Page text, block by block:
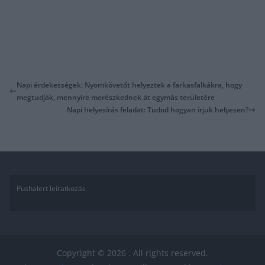
Napi érdekességek: Nyomkövetőt helyeztek a farkasfalkákra, hogy
megtudják, mennyire merészkednek át egymás területére
Napi helyesírás feladat: Tudod hogyan írjuk helyesen?
Pushalert leíratkozás
Copyright © 2026 . All rights reserved.